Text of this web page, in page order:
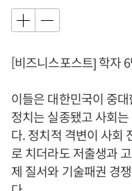
[비즈니스포스트] 학자
이들은 대한민국이 중
정치는 실종됐고 사회
다. 정치적 격변이 사회
로 치더라도 저출생과
제 질서와 기술패권 경